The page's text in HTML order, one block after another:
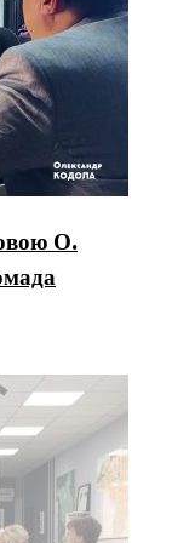
О.